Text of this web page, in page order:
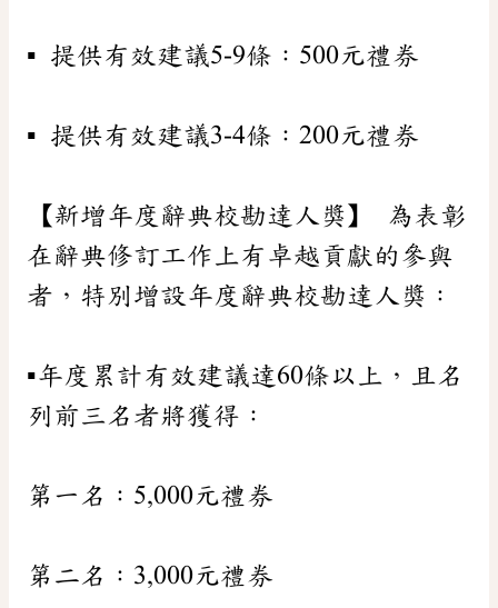
▪️ 提供有效建議5-9條：500元禮券
▪️ 提供有效建議3-4條：200元禮券
【新增年度辭典校勘達人獎】 為表彰
在辭典修訂工作上有卓越貢獻的參與
者，特別增設年度辭典校勘達人獎：
▪️年度累計有效建議達60條以上，且名
列前三名者將獲得：
第一名：5,000元禮券
第二名：3,000元禮券